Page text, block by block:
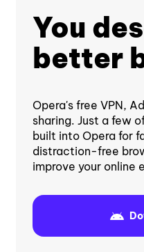
You
better
Opera's free VPN,
sharing. Just a few
built into Opera for
distraction-free
improve your online